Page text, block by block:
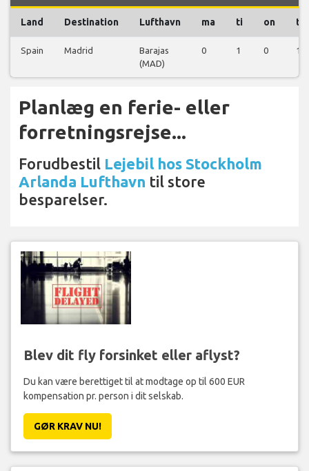
Land Destination Lufthavn ma ti on to
Spain Madrid
Barajas
(MAD)
0 1 0 1
Planlæg en ferie- eller
forretningsrejse...
Forudbestil Lejebil hos Stockholm
Arlanda Lufthavn til store
besparelser.
Blev dit fly forsinket eller aflyst?
Du kan være berettiget til at modtage op til 600 EUR
kompensation pr. person i dit selskab.
GØR KRAV NU!